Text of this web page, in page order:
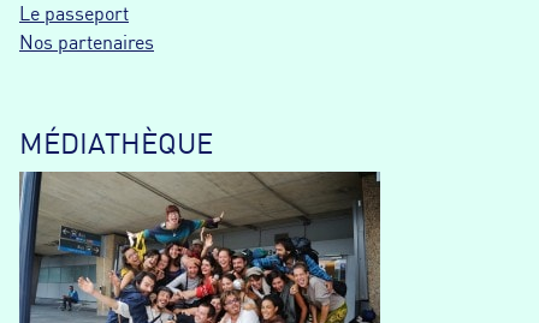
Le passeport
Nos partenaires
MÉDIATHÈQUE